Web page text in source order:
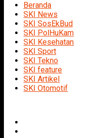
Beranda
SKI News
SKI SosEkBud
SKI PolHuKam
SKI Kesehatan
SKI Sport
SKI Tekno
SKI feature
SKI Artikel
SKI Otomotif